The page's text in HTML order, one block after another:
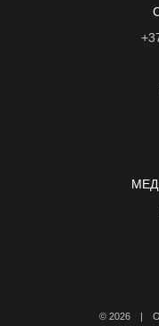
© 2026 |